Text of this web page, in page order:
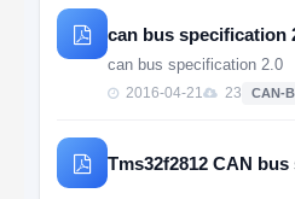
can bus specification
can bus specification 2.0
2016-04-21 23 CAN-
Tms32f2812 CAN